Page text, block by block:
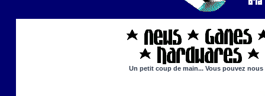
Un petit coup de main... Vous pouvez